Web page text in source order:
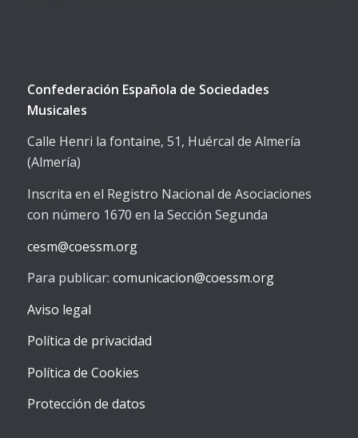
Confederación Española de Sociedades
Musicales
Calle Henri la fontaine, 51, Huércal de Almería
(Almería)
Inscrita en el Registro Nacional de Asociaciones
con número 1670 en la Sección Segunda
cesm@coessm.org
Para publicar: comunicacion@coessm.org
Aviso legal
Política de privacidad
Política de Cookies
Protección de datos